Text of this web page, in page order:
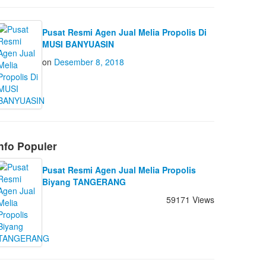
Pusat Resmi Agen Jual Melia Propolis Di
MUSI BANYUASIN
on Desember 8, 2018
Populer
Pusat Resmi Agen Jual Melia Propolis
Biyang TANGERANG
59171 Views